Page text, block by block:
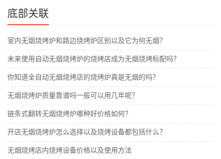
底部关联
室内无烟烧烤炉和路边烧烤炉区别以及它为何无烟？
未来使用自动无烟烧烤炉的烧烤店成为无烟烧烤标配吗？
你知道全自动无烟烧烤店的烧烤炉真是无烟的吗？
无烟烧烤炉质量靠谱吗一般可以用几年呢？
​链条式翻转无烟烧烤炉哪种好价格如何？
开店无烟烧烤炉怎么选择以及烧烤设备都包括什么？
无烟烧烤店内烧烤设备价格以及使用方法